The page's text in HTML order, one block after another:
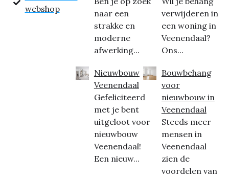
webshop
naar een
strakke en
moderne
afwerking...
Nieuwbouw
Veenendaal
Gefeliciteerd
met je bent
uitgeloot voor
nieuwbouw
Veenendaal!
Een nieuw...
verwijderen in
een woning in
Veenendaal?
Ons...
Bouwbehang
voor
nieuwbouw in
Veenendaal
Steeds meer
mensen in
Veenendaal
zien de
voordelen van